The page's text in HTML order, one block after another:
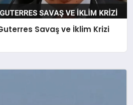
Savaş ve İklim Krizi